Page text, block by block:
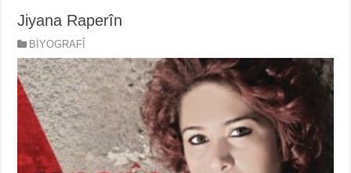
Jiyana Raperîn
BİYOGRAFÎ